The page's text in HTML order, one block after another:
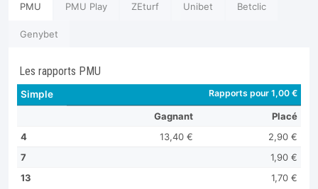
PMU PMU Play ZEturf Unibet Betclic
Genybet
Les rapports PMU
Simple Rapports pour 1,00 €
Gagnant
Placé
4
13,40 €
2,90 €
7
1,90 €
13
1,70 €